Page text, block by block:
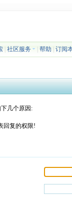
| 社区服务 帮助 订阅
几个原因:
回复的权限!